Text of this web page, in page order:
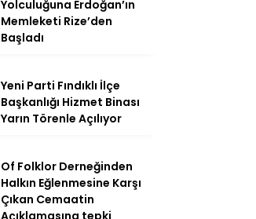
Yolculuğuna Erdoğan’ın
Memleketi Rize’den
Başladı
Yeni Parti Fındıklı İlçe
Başkanlığı Hizmet Binası
Yarın Törenle Açılıyor
Of Folklor Derneğinden
Halkın Eğlenmesine Karşı
Çıkan Cemaatin
Açıklamasına tepki